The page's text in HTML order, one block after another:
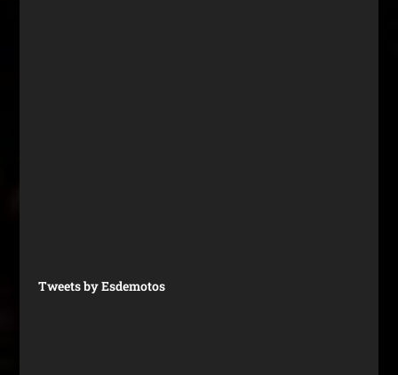
Tweets by Esdemotos